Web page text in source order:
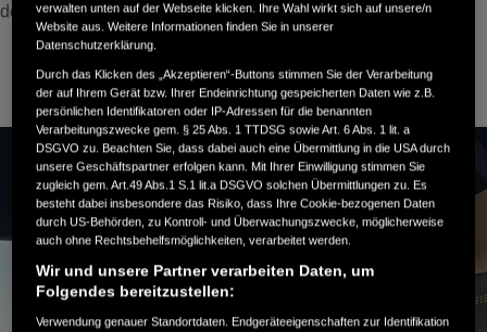
der Straße.
verwalten unten auf der Webseite klicken. Ihre Wahl wirkt sich auf unsere/n
Website aus. Weitere Informationen finden Sie in unserer
Datenschutzerklärung.
Durch das Klicken des „Akzeptieren“-Buttons stimmen Sie der Verarbeitung
der auf Ihrem Gerät bzw. Ihrer Endeinrichtung gespeicherten Daten wie z.B.
persönlichen Identifikatoren oder IP-Adressen für die benannten
Verarbeitungszwecke gem. § 25 Abs. 1 TTDSG sowie Art. 6 Abs. 1 lit. a
DSGVO zu. Beachten Sie, dass dabei auch eine Übermittlung in die USA durch
unsere Geschäftspartner erfolgen kann. Mit Ihrer Einwilligung stimmen Sie
zugleich gem. Art.49 Abs.1 S.1 lit.a DSGVO solchen Übermittlungen zu. Es
besteht dabei insbesondere das Risiko, dass Ihre Cookie-bezogenen Daten
durch US-Behörden, zu Kontroll- und Überwachungszwecke, möglicherweise
auch ohne Rechtsbehelfsmöglichkeiten, verarbeitet werden.
Wir und unsere Partner verarbeiten Daten, um
Folgendes bereitzustellen:
Verwendung genauer Standortdaten. Endgeräteeigenschaften zur Identifikation